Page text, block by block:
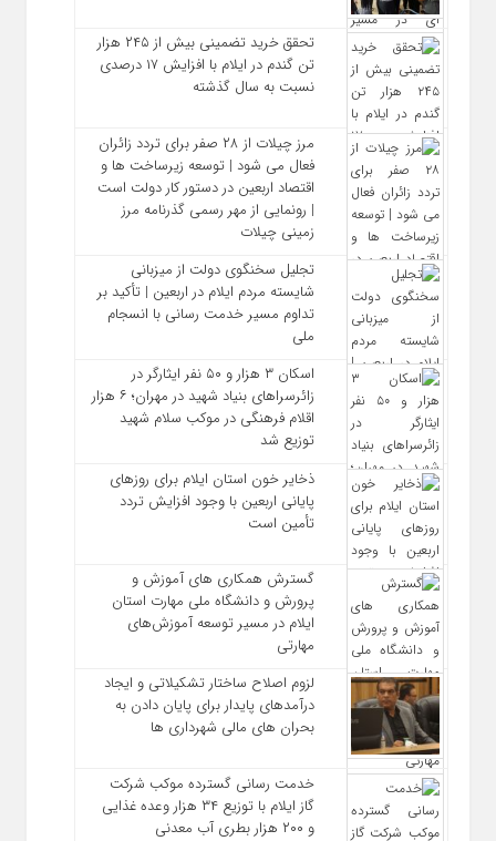
تحقق خرید تضمینی بیش از ۲۴۵ هزار
تن گندم در ایلام با افزایش ۱۷ درصدی
نسبت به سال گذشته
مرز چیلات از ۲۸ صفر برای تردد زائران
فعال می‌ شود | توسعه زیرساخت‌ ها و
اقتصاد اربعین در دستور کار دولت است
| رونمایی از مهر رسمی گذرنامه مرز
زمینی چیلات
تجلیل سخنگوی دولت از میزبانی
شایسته مردم ایلام در اربعین | تأکید بر
تداوم مسیر خدمت‌ رسانی با انسجام
ملی
اسکان ۳ هزار و ۵۰ نفر ایثارگر در
زائرسراهای بنیاد شهید در مهران؛ ۶ هزار
اقلام فرهنگی در موکب سلام شهید
توزیع شد
ذخایر خون استان ایلام برای روزهای
پایانی اربعین با وجود افزایش تردد
تأمین است
گسترش همکاری‌ های آموزش و
پرورش و دانشگاه ملی مهارت استان
ایلام در مسیر توسعه آموزش‌های
مهارتی
لزوم اصلاح ساختار تشکیلاتی و ایجاد
درآمدهای پایدار برای پایان دادن به
بحران‌ های مالی شهرداری‌ ها
خدمت رسانی گسترده موکب شرکت
گاز ایلام با توزیع ۳۴ هزار وعده غذایی
و ۲۰۰ هزار بطری آب معدنی